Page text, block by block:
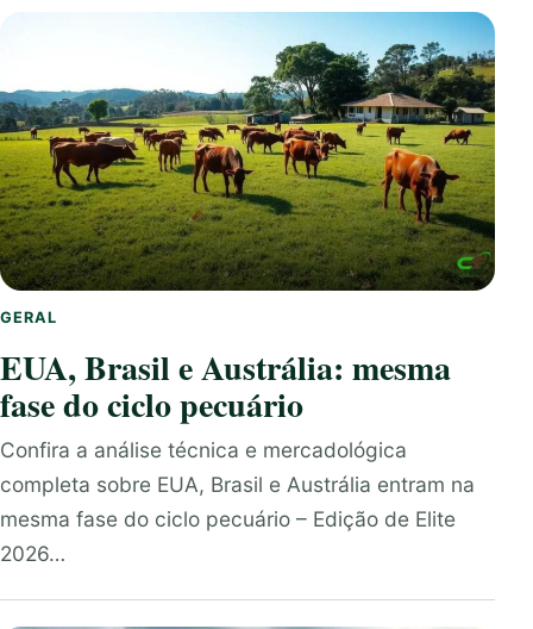
GERAL
EUA, Brasil e Austrália: mesma
fase do ciclo pecuário
Confira a análise técnica e mercadológica
completa sobre EUA, Brasil e Austrália entram na
mesma fase do ciclo pecuário – Edição de Elite
2026…